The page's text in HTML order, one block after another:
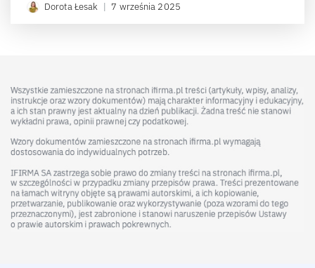
Dorota Łesak | 7 września 2025